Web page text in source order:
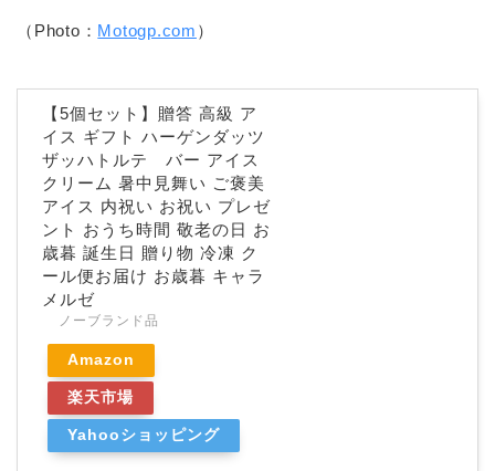
（Photo： Motogp.com ）
【5個セット】贈答 高級 ア
イス ギフト ハーゲンダッツ
ザッハトルテ バー アイス
クリーム 暑中見舞い ご褒美
アイス 内祝い お祝い プレゼ
ント おうち時間 敬老の日 お
歳暮 誕生日 贈り物 冷凍 ク
ール便お届け お歳暮 キャラ
メルゼ
ノーブランド品
Amazon
楽天市場
Yahooショッピング